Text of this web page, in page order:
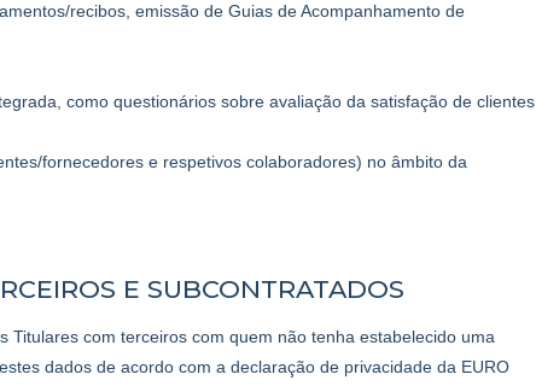
recibos, emissão de Guias de Acompanhamento de
como questionários sobre avaliação da satisfação de clientes
fornecedores e respetivos colaboradores) no âmbito da
E SUBCONTRATADOS
Titulares com terceiros com quem não tenha estabelecido uma
dados de acordo com a declaração de privacidade da EURO